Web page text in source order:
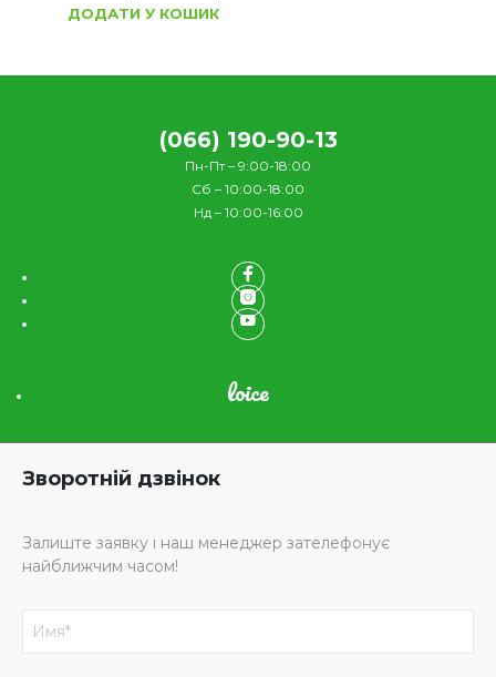
ДОДАТИ У КОШИК
(066) 190-90-13
Пн-Пт – 9:00-18:00
Сб – 10:00-18:00
Нд – 10:00-16:00
loice
Зворотній дзвінок
Залиште заявку і наш менеджер зателефонує
найближчим часом!